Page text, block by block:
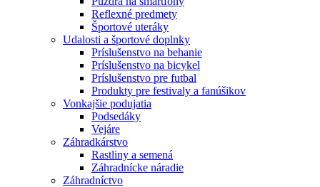
Reflexné predmety
Športové uteráky
Udalosti a športové doplnky
Príslušenstvo na behanie
Príslušenstvo na bicykel
Príslušenstvo pre futbal
Produkty pre festivaly a fanúšikov
Vonkajšie podujatia
Podsedáky
Vejáre
Záhradkárstvo
Rastliny a semená
Záhradnícke náradie
Záhradníctvo